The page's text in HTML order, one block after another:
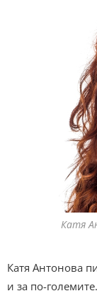
Катя
Катя Антонова
и за по-